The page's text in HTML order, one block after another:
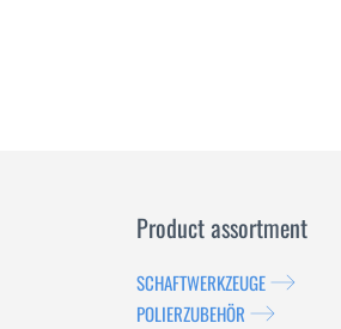
Product assortment
SCHAFTWERKZEUGE
POLIERZUBEHÖR